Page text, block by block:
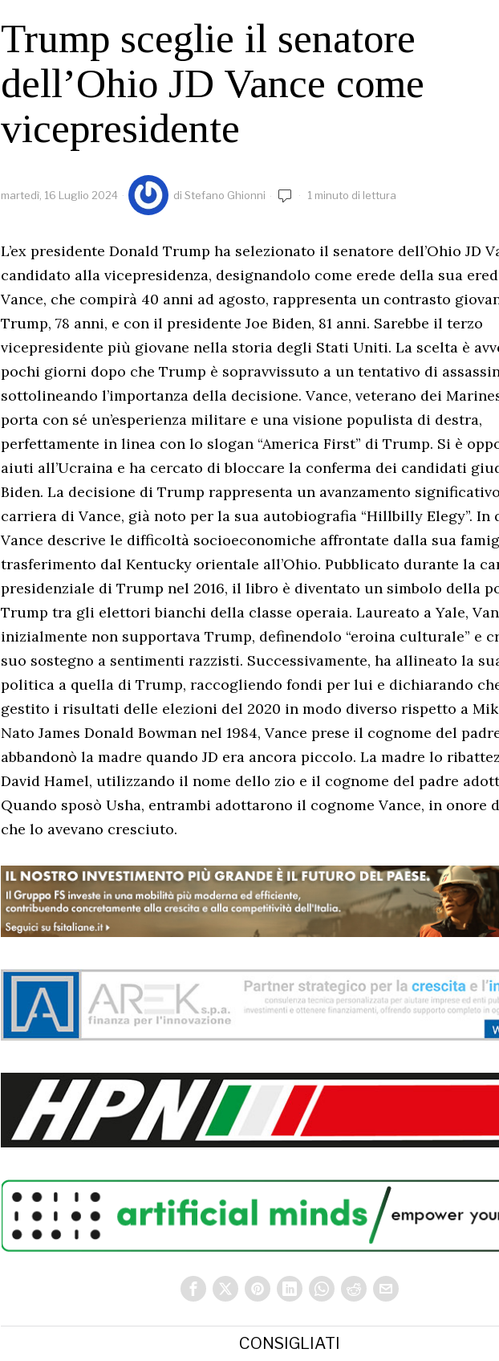
Trump sceglie il senatore
dell’Ohio JD Vance come
vicepresidente
martedì, 16 Luglio 2024 di Stefano Ghionni 1 minuto di lettura
L’ex presidente Donald Trump ha selezionato il senatore dell’Ohio JD
candidato alla vicepresidenza, designandolo come erede della sua
Vance, che compirà 40 anni ad agosto, rappresenta un contrasto
Trump, 78 anni, e con il presidente Joe Biden, 81 anni. Sarebbe il terzo
vicepresidente più giovane nella storia degli Stati Uniti. La scelta è
pochi giorni dopo che Trump è sopravvissuto a un tentativo di
sottolineando l’importanza della decisione. Vance, veterano dei
porta con sé un’esperienza militare e una visione populista di destra,
perfettamente in linea con lo slogan “America First” di Trump. Si è
aiuti all’Ucraina e ha cercato di bloccare la conferma dei candidati
Biden. La decisione di Trump rappresenta un avanzamento
carriera di Vance, già noto per la sua autobiografia “Hillbilly Elegy”. In
Vance descrive le difficoltà socioeconomiche affrontate dalla sua
trasferimento dal Kentucky orientale all’Ohio. Pubblicato durante la
presidenziale di Trump nel 2016, il libro è diventato un simbolo della
Trump tra gli elettori bianchi della classe operaia. Laureato a Yale,
inizialmente non supportava Trump, definendolo “eroina culturale” e
suo sostegno a sentimenti razzisti. Successivamente, ha allineato la
politica a quella di Trump, raccogliendo fondi per lui e dichiarando
gestito i risultati delle elezioni del 2020 in modo diverso rispetto a
Nato James Donald Bowman nel 1984, Vance prese il cognome del
abbandonò la madre quando JD era ancora piccolo. La madre lo
David Hamel, utilizzando il nome dello zio e il cognome del padre
Quando sposò Usha, entrambi adottarono il cognome Vance, in onore
che lo avevano cresciuto.
CONSIGLIATI